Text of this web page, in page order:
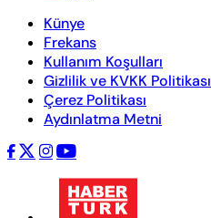
Künye
Frekans
Kullanım Koşulları
Gizlilik ve KVKK Politikası
Çerez Politikası
Aydınlatma Metni